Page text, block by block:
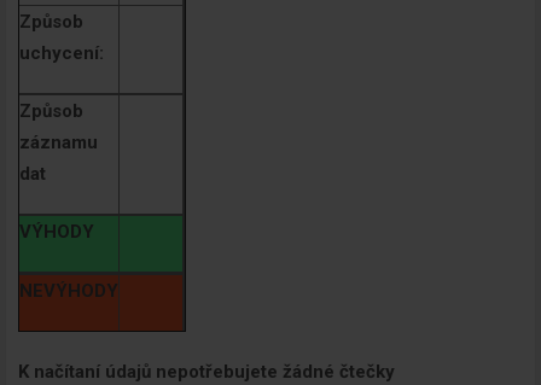
Způsob
uchycení:
Způsob
záznamu
dat
VÝHODY
NEVÝHODY
K načítaní údajů nepotřebujete žádné čtečky